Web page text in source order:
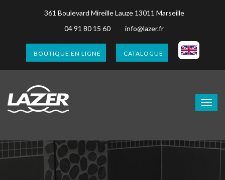
361 Boulevard Mireille Lauze 13011 Marseille
04 91 80 15 60
info@lazer.fr
BOUTIQUE EN LIGNE CATALOGUE